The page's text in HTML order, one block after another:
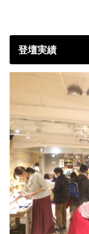
登壇実績